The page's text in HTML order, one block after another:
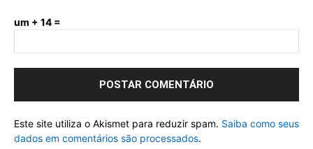
um + 14 =
Este site utiliza o Akismet para reduzir spam. Saiba como seus
dados em comentários são processados.